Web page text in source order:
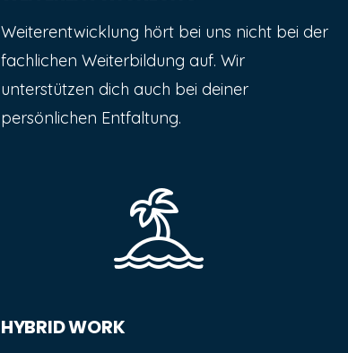
Weiterentwicklung hört bei uns nicht bei der
fachlichen Weiterbildung auf. Wir
unterstützen dich auch bei deiner
persönlichen Entfaltung.
HYBRID WORK